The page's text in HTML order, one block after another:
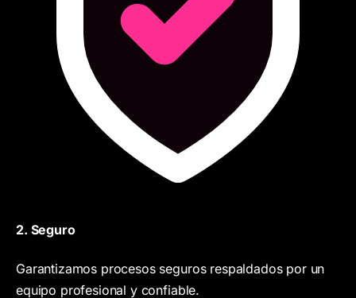
2. Seguro
Garantizamos procesos seguros respaldados por un
equipo profesional y confiable.